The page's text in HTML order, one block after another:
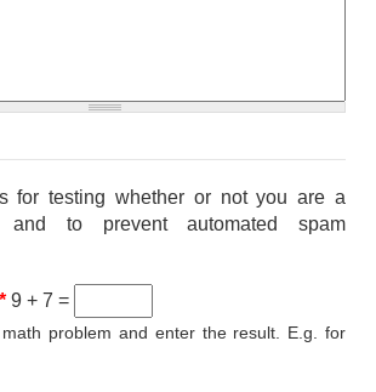
for testing whether or not you are a
and to prevent automated spam
* 9 + 7 =
problem and enter the result. E.g. for